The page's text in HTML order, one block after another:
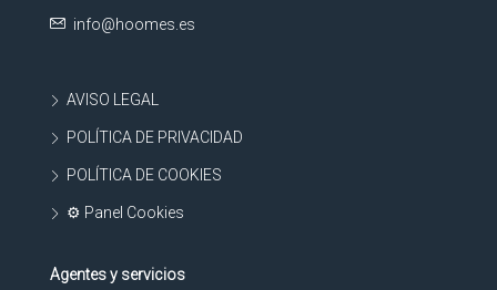
info@hoomes.es
AVISO LEGAL
POLÍTICA DE PRIVACIDAD
POLÍTICA DE COOKIES
⚙ Panel Cookies
Agentes y servicios